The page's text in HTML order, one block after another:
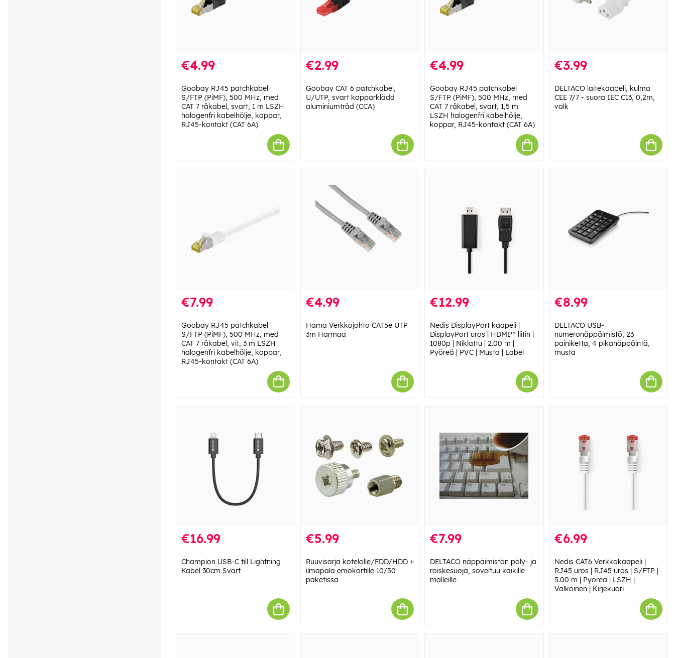
€4.99
Goobay RJ45 patchkabel
S/FTP (PiMF), 500 MHz, med
CAT 7 råkabel, svart, 1 m LSZH
halogenfri kabelhölje, koppar,
RJ45-kontakt (CAT 6A)
€2.99
Goobay CAT 6 patchkabel,
U/UTP, svart kopparklädd
aluminiumtråd (CCA)
€4.99
Goobay RJ45 patchkabel
S/FTP (PiMF), 500 MHz, med
CAT 7 råkabel, svart, 1,5 m
LSZH halogenfri kabelhölje,
koppar, RJ45-kontakt (CAT 6A)
€3.99
DELTACO laitekaapeli, kulma
CEE 7/7 - suora IEC C13, 0,2m,
valk
€7.99
Goobay RJ45 patchkabel
S/FTP (PiMF), 500 MHz, med
CAT 7 råkabel, vit, 3 m LSZH
halogenfri kabelhölje, koppar,
RJ45-kontakt (CAT 6A)
€4.99
Hama Verkkojohto CAT5e UTP
3m Harmaa
€12.99
Nedis DisplayPort kaapeli |
DisplayPort uros | HDMI™ liitin |
1080p | Niklattu | 2.00 m |
Pyöreä | PVC | Musta | Label
€8.99
DELTACO USB-
numeronäppäimistö, 23
painiketta, 4 pikanäppäintä,
musta
€16.99
Champion USB-C till Lightning
Kabel 30cm Svart
€5.99
Ruuvisarja kotelolle/FDD/HDD +
ilmapala emokortille 10/50
paketissa
€7.99
DELTACO näppäimistön pöly- ja
roiskesuoja, soveltuu kaikille
malleille
€6.99
Nedis CAT6 Verkkokaapeli |
RJ45 uros | RJ45 uros | S/FTP |
5.00 m | Pyöreä | LSZH |
Valkoinen | Kirjekuori